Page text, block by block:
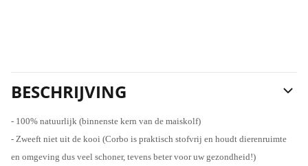
BESCHRIJVING
- 100% natuurlijk (binnenste kern van de maiskolf)
- Zweeft niet uit de kooi (Corbo is praktisch stofvrij en houdt dierenruimte
en omgeving dus veel schoner, tevens beter voor uw gezondheid!)